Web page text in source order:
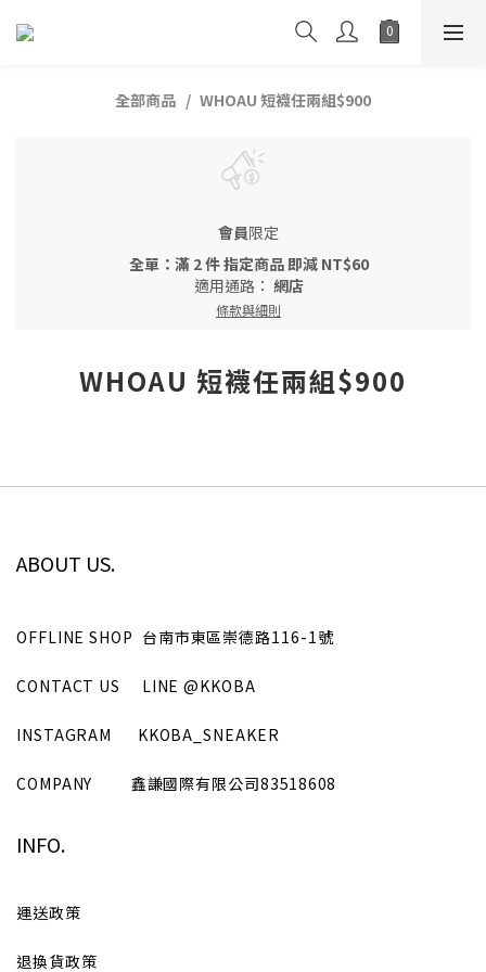
全部商品 WHOAU 短襪任兩組$900
會員限定
全單：滿 2 件 指定商品 即減 NT$60
適用通路： 網店
條款與細則
WHOAU 短襪任兩組$900
ABOUT US.
OFFLINE SHOP 台南市東區崇德路116-1號
CONTACT US LINE @KKOBA
INSTAGRAM KKOBA_SNEAKER
COMPANY 鑫謙國際有限公司83518608
INFO.
運送政策
退換貨政策